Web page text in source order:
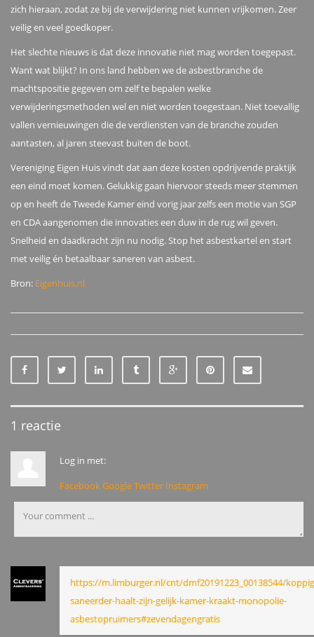
zich hieraan, zodat ze bij de verwijdering niet kunnen vrijkomen. Zeer
veilig en veel goedkoper.
Het slechte nieuws is dat deze innovatie niet mag worden toegepast.
Want wat blijkt? In ons land hebben we de asbestbranche de
machtspositie gegeven om zelf te bepalen welke
verwijderingsmethoden wel en niet worden toegestaan. Niet toevallig
vallen vernieuwingen die de verdiensten van de branche zouden
aantasten, al jaren steevast buiten de boot.
Vereniging Eigen Huis vindt dat aan deze kosten opdrijvende praktijk
een eind moet komen. Gelukkig gaan hiervoor steeds meer stemmen
op en heeft de Tweede Kamer eind vorig jaar zelfs een motie van SGP
en CDA aangenomen die innovaties een duw in de rug wil geven.
Snelheid en daadkracht zijn nu nodig. Stop het asbestkartel en start
met veilig én betaalbaar saneren van asbest.
Bron: Eigenhuis.nl
1 reactie
Log in met:
FacebookGoogleTwitter Instagram
https://m.limburger.nl/cnt/dmf20191223_00138544/
saneerder-haalt-zijn-gelijk-kamer-kraakt-monopolie-
asbestopruimers#zevendagengratis